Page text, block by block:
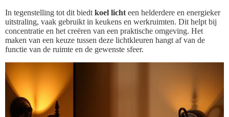
In tegenstelling tot dit biedt koel licht een helderdere en energieker
uitstraling, vaak gebruikt in keukens en werkruimten. Dit helpt bij
concentratie en het creëren van een praktische omgeving. Het
maken van een keuze tussen deze lichtkleuren hangt af van de
functie van de ruimte en de gewenste sfeer.